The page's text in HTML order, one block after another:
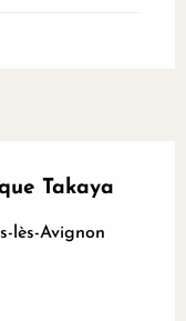
Takaya
lès-Avignon